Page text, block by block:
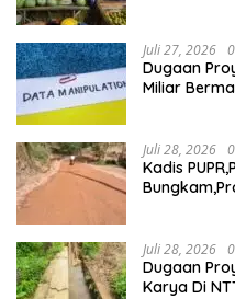
Juli 27, 2026
Dugaan
Miliar
Juli 28, 2026
Kadis
Juli 28, 2026
Dugaan
Karya Di